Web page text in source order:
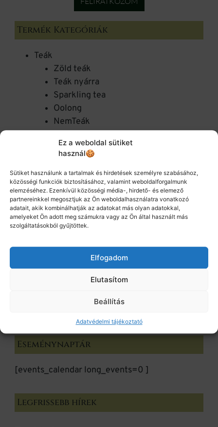
Ez a weboldal sütiket
használ🍪
Sütiket használunk a tartalmak és hirdetések személyre szabásához,
közösségi funkciók biztosításához, valamint weboldalforgalmunk
elemzéséhez. Ezenkívül közösségi média-, hirdető- és elemező
partnereinkkel megosztjuk az Ön weboldalhasználatra vonatkozó
adatait, akik kombinálhatják az adatokat más olyan adatokkal,
amelyeket Ön adott meg számukra vagy az Ön által használt más
szolgáltatásokból gyűjtöttek.
Elfogadom
Elutasítom
Beállítás
Adatvédelmi tájékoztató
Termék Kategóriák
Teák
Zöld teák
Teák nyárra
Sparkling tea
Oolong
NemTeák
Koffein nélkül
Fekete teák
Fehér teák
Évszak teák
Európai teák
Online termékek
Könyv
Teaszűrők
Csészék, kannák
Teakóstoló csomagok
Tea előfizetés
Eseménynaptár
[events_calendar long_events=0 ]
Legfrissebb hírek